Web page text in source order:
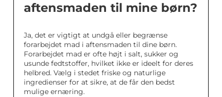
aftensmaden til mine børn?
Ja, det er vigtigt at undgå eller begrænse
forarbejdet mad i aftensmaden til dine børn.
Forarbejdet mad er ofte højt i salt, sukker og
usunde fedtstoffer, hvilket ikke er ideelt for deres
helbred. Vælg i stedet friske og naturlige
ingredienser for at sikre, at de får den bedst
mulige ernæring.